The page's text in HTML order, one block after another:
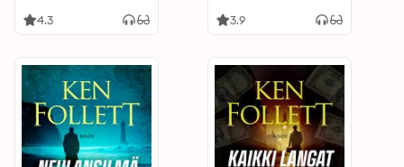
4.3 3.9